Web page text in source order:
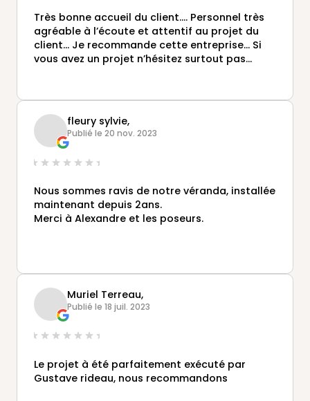
Merci à toute l'équipe qui a bossé sur notre
projet et mention +++ à Kieran...
Au plaisir de retravailler avec vous....
l'écoute, nous a accompagnés en vérifiant, à
chaque étape que tout se passait comme
prévu. Nous avons eu a faire à de vrais
professionnels.
Très bonne accueil du client…. Personnel très
agréable à l’écoute et attentif au projet du
client… Je recommande cette entreprise… Si
vous avez un projet n’hésitez surtout pas…
fleury sylvie,
Publié le 20 nov. 2023
Nous sommes ravis de notre véranda, installée
maintenant depuis 2ans.
Merci à Alexandre et les poseurs.
Muriel Terreau,
Publié le 18 juil. 2023
Le projet à été parfaitement exécuté par
Gustave rideau, nous recommandons